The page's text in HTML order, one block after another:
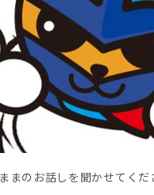
のお話しを聞かせてくだ